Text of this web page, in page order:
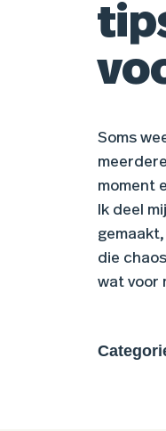
Soms
moment
Ik deel
die
wat voor